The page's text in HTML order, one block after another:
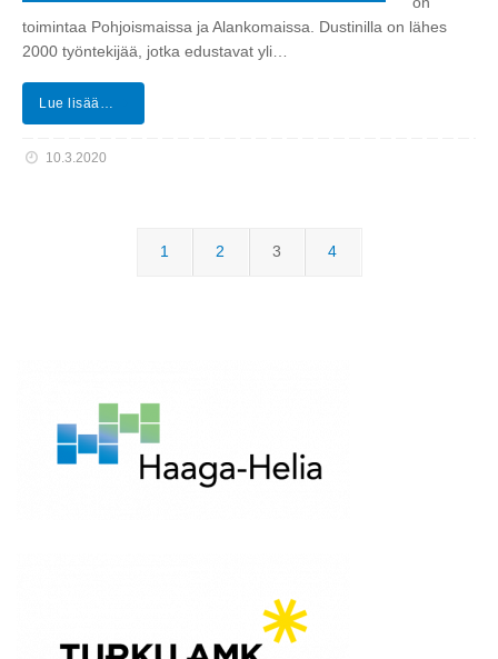
toimintaa Pohjoismaissa ja Alankomaissa. Dustinilla on lähes
2000 työntekijää, jotka edustavat yli…
Lue lisää…
10.3.2020
1 2 3 4